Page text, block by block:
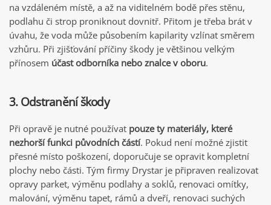
na vzdáleném místě, a až na viditelném bodě přes stěnu,
podlahu či strop proniknout dovnitř. Přitom je třeba brát v
úvahu, že voda může působením kapilarity vzlínat směrem
vzhůru. Při zjišťování příčiny škody je většinou velkým
přínosem účast odborníka nebo znalce v oboru.
3. Odstranění škody
Při opravě je nutné používat pouze ty materiály, které
nezhorší funkci původních částí. Pokud není možné zjistit
přesné místo poškození, doporučuje se opravit kompletní
plochy nebo části. Tým firmy Drystar je připraven realizovat
opravy parket, výměnu podlahy a soklů, renovaci omítky,
malování, výměnu tapet, rámů a dveří, renovaci suchých